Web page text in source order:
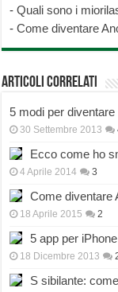
-Quali sono i
-Come diventare
Articoli correlati
5 modi per
30 Settembre 2013
Ecco come ho
4 Aprile 2014 3
Come diventare
18 Aprile 2015 2
5 app per
18 Dicembre 2013
S sibilante: